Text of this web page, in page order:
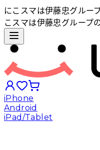
にこスマは伊藤忠グル
こスマは伊藤忠グルー
iPhone
Android
iPad/Tablet